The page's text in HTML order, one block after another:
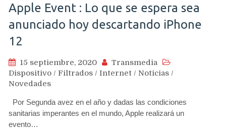
Apple Event : Lo que se espera sea
anunciado hoy descartando iPhone
12
15 septiembre, 2020
Transmedia
Dispositivo / Filtrados / Internet / Noticias /
Novedades
Por Segunda avez en el año y dadas las condiciones
sanitarias imperantes en el mundo, Apple realizará un
evento…